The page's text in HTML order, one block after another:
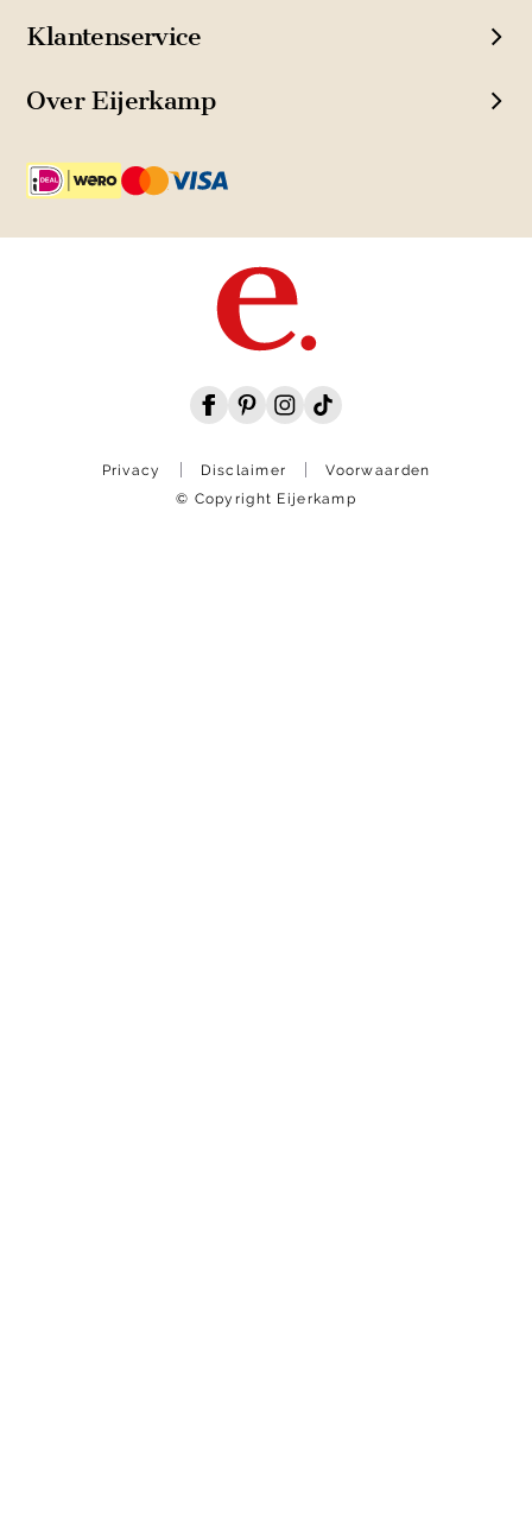
Klantenservice
Over Eijerkamp
Privacy Disclaimer
Voorwaarden
© Copyright Eijerkamp